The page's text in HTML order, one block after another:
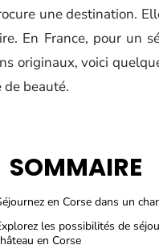
une destination.
En France, pour un
originaux, voici
de beauté.
SOMMAIRE
en Corse dans un
les possibilités de
en Corse